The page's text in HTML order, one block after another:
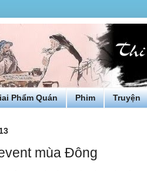
Phẩm Quán Phim Truyện
mùa Đông